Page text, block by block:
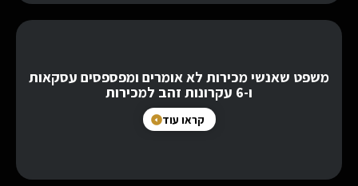
משפט שאנשי מכירות לא אומרים ומפספסים עסקאות
ו-6 עקרונות זהב למכירות
קראו עוד